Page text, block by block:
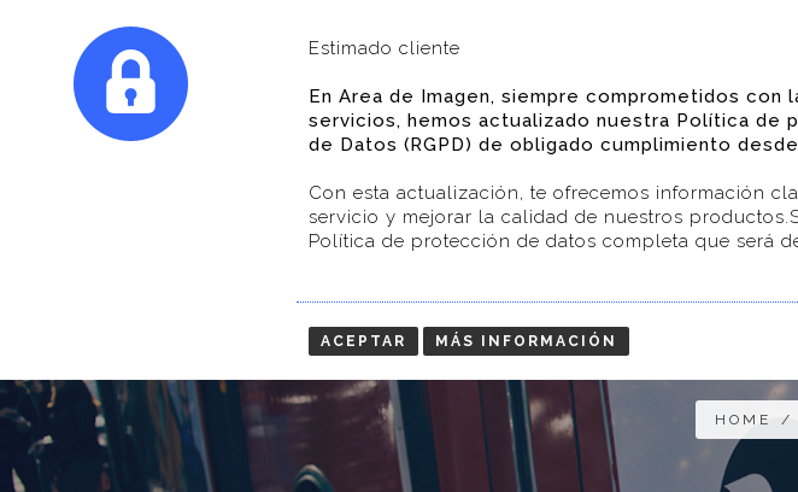
SERVICIOS
AREA
DE
SERVICIOS
HOME /
Estimado cliente
En Area de Imagen, siempre comprometidos
servicios, hemos actualizado nuestra Política de
de Datos (RGPD) de obligado cumplimiento
Con esta actualización, te ofrecemos información
servicio y mejorar la calidad de nuestros
Política de protección de datos completa que será
ACEPTAR MÁS INFORMACIÓN